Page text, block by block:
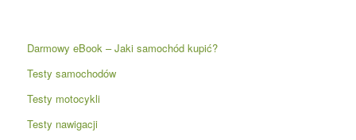
Darmowy eBook – Jaki samochód kupić?
Testy samochodów
Testy motocykli
Testy nawigacji